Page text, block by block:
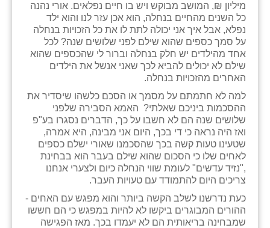
מיליון ₪, המושב מבוקש ויש בו חיים נפלאים. אורי נהנה
כל השנים מהחיים בנחלה, הוא אכן עזר לנו והוא ילד
נפלא, אבל איך אני יכולה לתת לו את כל הזכויות בנחלה
על סמך כספים שהוא שילם לפני שלושים שנה? לכל
אחד מהילדים יש חלק בנחלה וברור לי שהכספים שהוא
שילם לא יכולים להביא לכך שאני אנשל את הילדים
האחרים מהזכויות בנחלה.
למה לא חתמתם על מסמך או הסכם כלשהו שיסדיר את
ההסכמות ביניכם שאלתי? האמא הסבירה שלפני
שלושים שנה הם לא חשבו על כך, הדברים נסגרו בע"פ
ואז היה נראה כי די בכך, היום אני מבינה, היא אמרה,
שטעינו טעות קשה בכך שהסכמנו שאורי ישלם כספים
לאחים שלו כי הסכום שהוא שילם בעבר הוא בבחינת
,"נזיד עדשים" לעומת שווי הנחלה כיום ולצערי אנחנו
צריכים היום להתמודד עם טעויות העבר.
כעת נדרשנו לשלב הקשה ביותר והוא מפגש עם האחים -
ההורים המבוגרים ביקשו לא להיות במפגש כי הם חששו
שמבחינה בריאותית הם לא יעמדו בכך. מאז הפגישה